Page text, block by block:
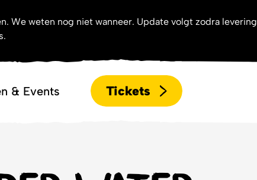
We weten nog niet wanneer. Update volgt zodra levering
& Events Tickets